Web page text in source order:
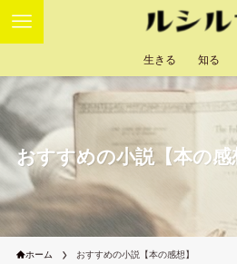
生きる 知る
おすすめの小説【本の感
ホーム おすすめの小説【本の感想】